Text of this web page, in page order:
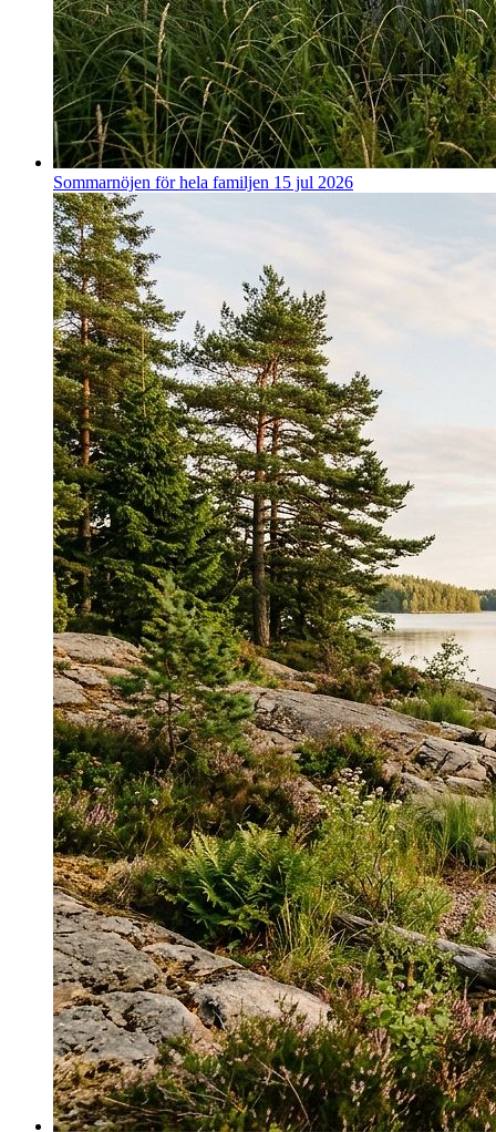
Sommarnöjen för hela familjen 15 jul 2026